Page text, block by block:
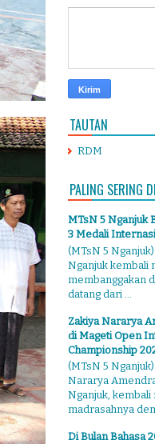
TAUTAN
RDM
PALING SERING
MTsN 5 Nganjuk
3 Medali
(MTsN 5
Nganjuk kembali
membanggakan
datang dari ...
Zakiya Nararya
di Mageti Open
Championship
(MTsN 5
Nararya
Nganjuk, kembali
madrasahnya
Di Bulan Bahasa